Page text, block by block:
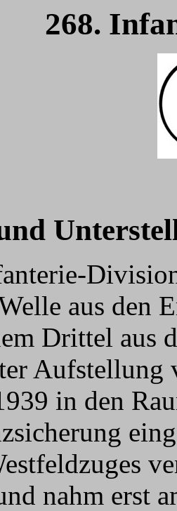
268.
aus den
Drittel aus
in den
nahm erst